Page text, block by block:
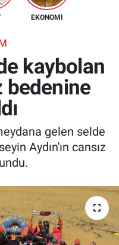
EKONOMİ
kaybolan
bedenine
gelen selde
Aydın'ın cansız